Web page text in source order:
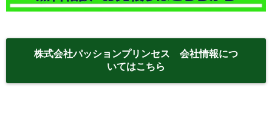
株式会社パッションプリンセス 会社情報につ
いてはこちら